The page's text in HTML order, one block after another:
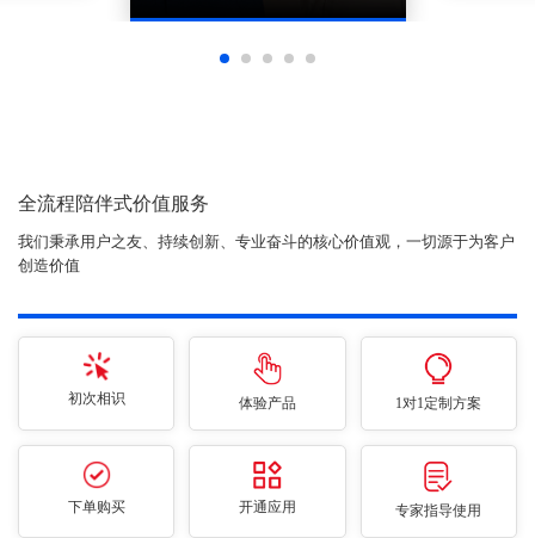
全流程陪伴式价值服务
我们秉承用户之友、持续创新、专业奋斗的核心价值观，一切源于为客户
创造价值
初次相识 体验产品 1对1定制方案
下单购买 开通应用 专家指导使用